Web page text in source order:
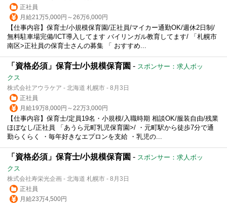
正社員
月給21万5,000円～26万6,000円
【仕事内容】保育士/小規模保育園/正社員/マイカー通勤OK/週休2日制/
無料駐車場完備/ICT導入してます バイリンガル教育してます/ 「札幌市
南区>正社員の保育士さんの募集 「 おすすめ...
「資格必須」保育士/小規模保育園 - スポンサー：求人ボッ
クス
株式会社アウラケア - 北海道 札幌市 - 8月3日
正社員
月給19万8,000円～22万3,000円
【仕事内容】保育士/定員19名・小規模/入職時期 相談OK/服装自由/残業
ほぼなし/正社員 「あうら元町乳児保育園>/ ・元町駅から徒歩7分で通
勤らくらく ・毎年好きなエプロンを支給 ・乳児の...
「資格必須」保育士/小規模保育園 - スポンサー：求人ボッ
クス
株式会社寿栄光企画 - 北海道 札幌市 - 8月3日
正社員
月給23万4,500円